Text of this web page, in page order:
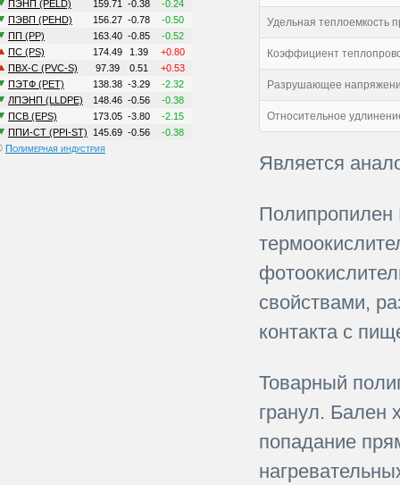
Полимерная индустрия
Удельная теплоемкость
Коэффициент
Разрушающее
Относительное
Является
Полипропилен
свойствами,
контакта с
Товарный
гранул. Бален
попадание